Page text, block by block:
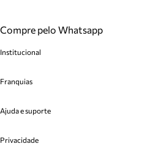
Compre pelo Whatsapp
Institucional
Cashback
Venda Corporativa
Mapa do Site
Franquias
Plano de Negócio
Ajuda e suporte
Cadastro
Privacidade